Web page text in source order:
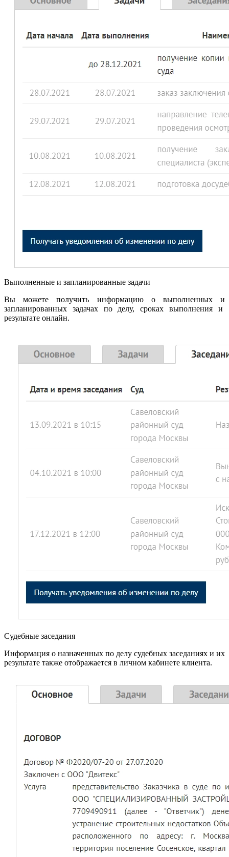
Выполненные и запланированные задачи
Вы можете получить информацию о выполненных и
запланированных задачах по делу, сроках выполнения и
результате онлайн.
Судебные заседания
Информация о назначенных по делу судебных заседаниях и их
результате также отображается в личном кабинете клиента.